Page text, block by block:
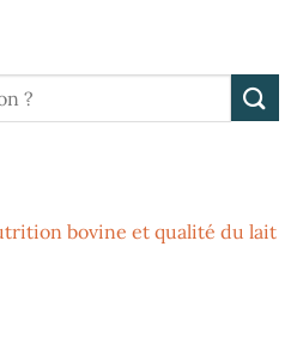
bovine et qualité du lait